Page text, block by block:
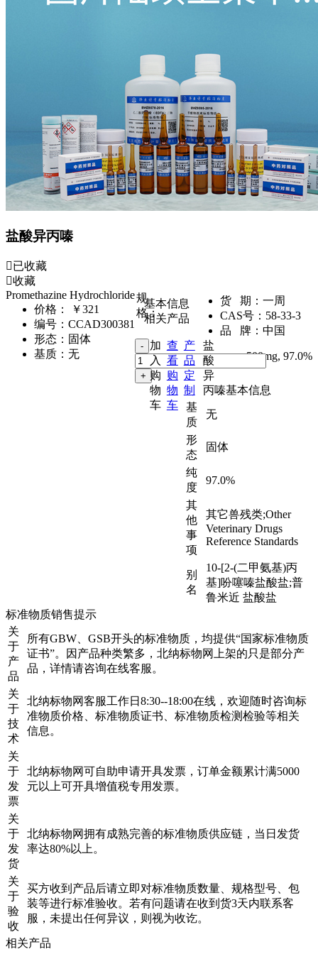
盐酸异丙嗪
已收藏
收藏
Promethazine Hydrochloride
价格：
￥321
编号： CCAD300381
形态： 固体
基质： 无
货 期： 一周
CAS号： 58-33-3
品 牌： 中国
规
格：
500mg, 97.0%
加
入
购
物
车
查
看
购
物
车
产
品
定
制
基本信息
相关产品
盐
酸
异
丙嗪基本信息
基
质
无
形
态
固体
纯
度
97.0%
其
他
事
项
其它兽残类;Other
Veterinary Drugs
Reference Standards
别
名
10-[2-(二甲氨基)丙
基]吩噻嗪盐酸盐;普
鲁米近 盐酸盐
标准物质销售提示
关
于
产
品
所有GBW、GSB开头的标准物质，均提供“国家标准物质
证书”。因产品种类繁多，北纳标物网上架的只是部分产
品，详情请咨询在线客服。
关
于
技
术
北纳标物网客服工作日8:30--18:00在线，欢迎随时咨询标
准物质价格、标准物质证书、标准物质检测检验等相关
信息。
关
于
发
票
北纳标物网可自助申请开具发票，订单金额累计满5000
元以上可开具增值税专用发票。
关
于
发
货
北纳标物网拥有成熟完善的标准物质供应链，当日发货
率达80%以上。
关
于
验
收
买方收到产品后请立即对标准物质数量、规格型号、包
装等进行标准验收。若有问题请在收到货3天内联系客
服，未提出任何异议，则视为收讫。
相关产品